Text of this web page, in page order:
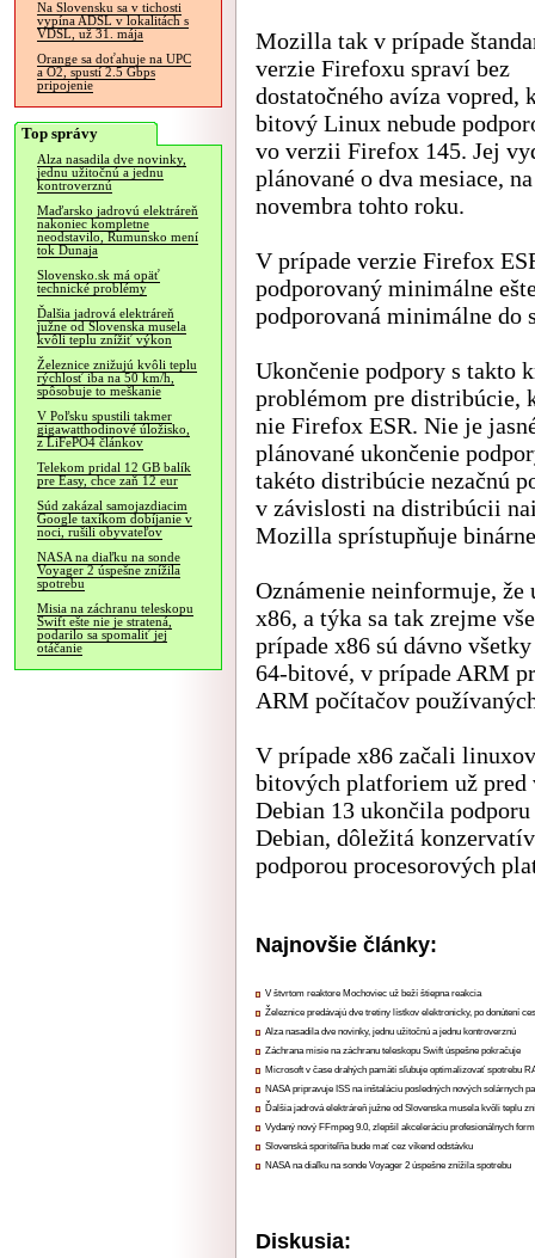
Na Slovensku sa v tichosti
vypína ADSL v lokalitách s
VDSL, už 31. mája
Orange sa doťahuje na UPC
a O2, spustí 2.5 Gbps
pripojenie
Top správy
Alza nasadila dve novinky,
jednu užitočnú a jednu
kontroverznú
Maďarsko jadrovú elektráreň
nakoniec kompletne
neodstavilo, Rumunsko mení
tok Dunaja
Slovensko.sk má opäť
technické problémy
Ďalšia jadrová elektráreň
južne od Slovenska musela
kvôli teplu znížiť výkon
Železnice znižujú kvôli teplu
rýchlosť iba na 50 km/h,
spôsobuje to meškanie
V Poľsku spustili takmer
gigawatthodinové úložisko,
z LiFePO4 článkov
Telekom pridal 12 GB balík
pre Easy, chce zaň 12 eur
Súd zakázal samojazdiacim
Google taxíkom dobíjanie v
noci, rušili obyvateľov
NASA na diaľku na sonde
Voyager 2 úspešne znížila
spotrebu
Misia na záchranu teleskopu
Swift ešte nie je stratená,
podarilo sa spomaliť jej
otáčanie
Mozilla tak v prípade
verzie Firefoxu spraví bez
dostatočného avíza vopred,
bitový Linux nebude
vo verzii Firefox 145. Jej
plánované o dva mesiace,
novembra tohto roku.
V prípade verzie Firefox
podporovaný minimálne
podporovaná minimálne do
Ukončenie podpory s takto
problémom pre distribúcie,
nie Firefox ESR. Nie je
plánované ukončenie
takéto distribúcie nezačnú
v závislosti na distribúcii
Mozilla sprístupňuje
Oznámenie neinformuje,
x86, a týka sa tak zrejme
prípade x86 sú dávno
64-bitové, v prípade ARM
ARM počítačov
V prípade x86 začali
bitových platforiem už
Debian 13 ukončila
Debian, dôležitá
podporou procesorových
Najnovšie články:
V štvrtom reaktore Mochoviec už beží štiepna reakcia
Železnice predávajú dve tretiny lístkov elektronicky, po donútení
Alza nasadila dve novinky, jednu užitočnú a jednu kontroverznú
Záchrana misie na záchranu teleskopu Swift úspešne pokračuje
Microsoft v čase drahých pamätí sľubuje optimalizovať spotrebu
NASA pripravuje ISS na inštaláciu posledných nových solárnych
Ďalšia jadrová elektráreň južne od Slovenska musela kvôli teplu
Vydaný nový FFmpeg 9.0, zlepšil akceleráciu profesionálnych
Slovenská sporiteľňa bude mať cez víkend odstávku
NASA na diaľku na sonde Voyager 2 úspešne znížila spotrebu
Diskusia: